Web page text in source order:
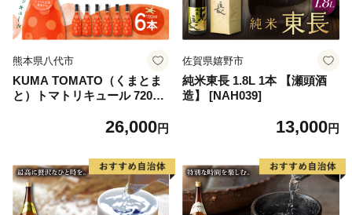
熊本県八代市
KUMA TOMATO（くまとま
と）トマトリキュール 720ml
26,000円
佐賀県嬉野市
純米東長 1.8L 1本 【瀬頭酒
造】 [NAH039]
13,000円